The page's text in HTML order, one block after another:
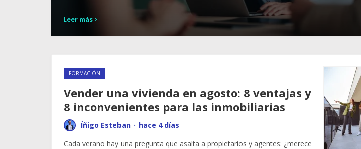
Leer más
FORMACIÓN
Vender una vivienda en agosto: 8 ventajas y
8 inconvenientes para las inmobiliarias
Íñigo Esteban · hace 4 días
Cada verano hay una pregunta que asalta a propietarios y agentes: ¿merece